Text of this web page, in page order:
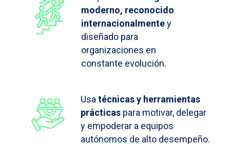
moderno, reconocido
internacionalmentey
diseñado para
organizaciones en
constante evolución.
Usa técnicas y herramientas
prácticas para motivar, delegar
y empoderar a equipos
autónomos de alto desempeño.